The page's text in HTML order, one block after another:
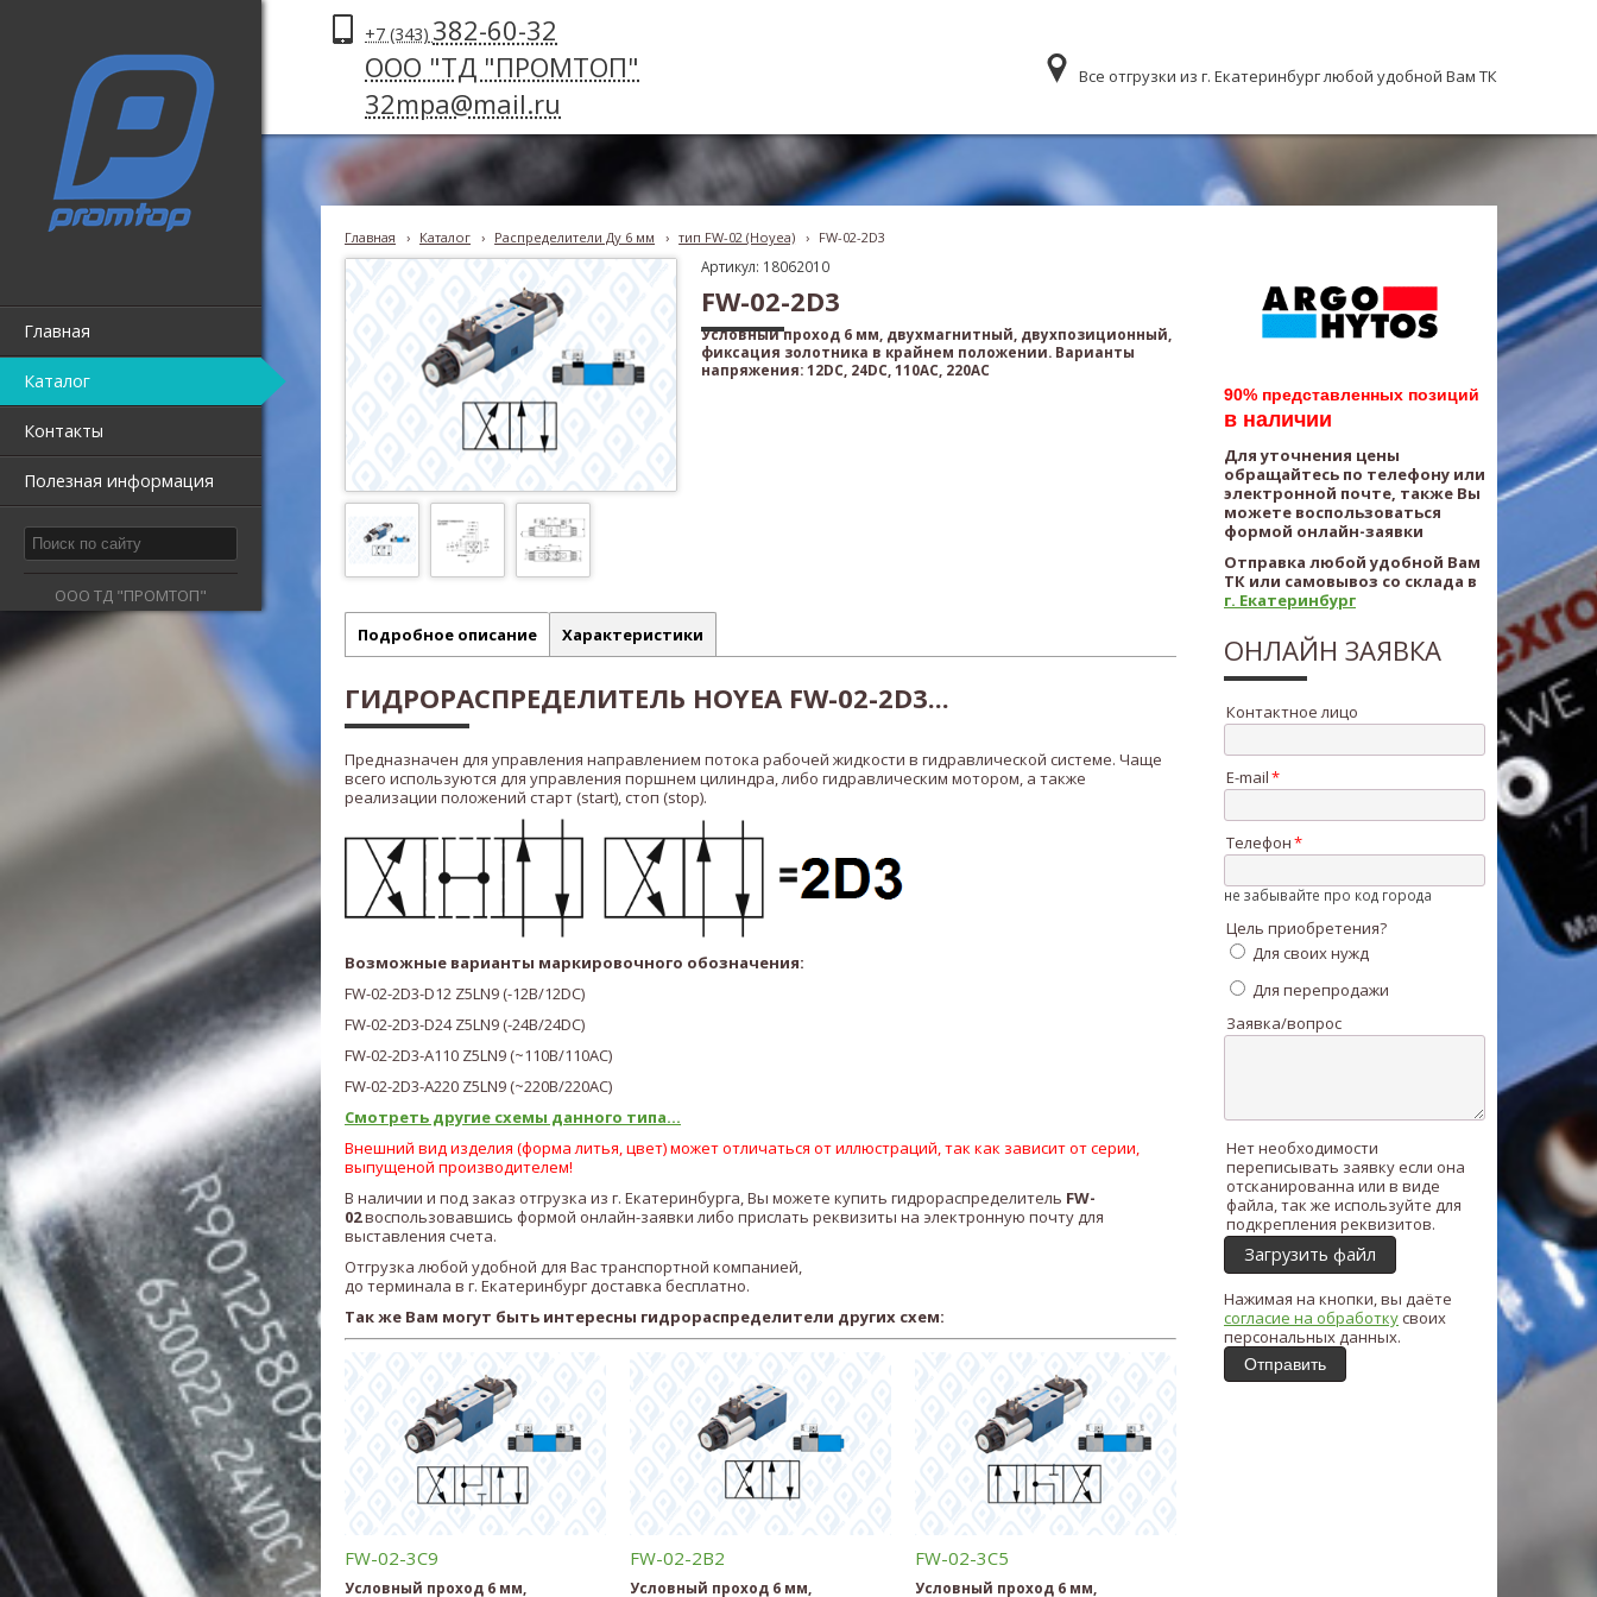
Главная
Каталог
Контакты
Полезная информация
ООО ТД "ПРОМТОП"
+7 (343) 382-60-32
ООО "ТД "ПРОМТОП"
32mpa@mail.ru
Все отгрузки из г. Екатеринбург любой удобной Вам ТК
Главная › Каталог › Распределители Ду 6 мм › тип FW-02 (Hoyea) › FW-02-2D3
Артикул: 18062010
FW-02-2D3
Условный проход 6 мм, двухмагнитный, двухпозиционный,
фиксация золотника в крайнем положении. Варианты
напряжения: 12DC, 24DC, 110AC, 220AC
Подробное описание Характеристики
ГИДРОРАСПРЕДЕЛИТЕЛЬ HOYEA FW-02-2D3...
Предназначен для управления направлением потока рабочей жидкости в гидравлической системе. Чаще
всего используются для управления поршнем цилиндра, либо гидравлическим мотором, а также
реализации положений старт (start), стоп (stop).
Возможные варианты маркировочного обозначения:
FW-02-2D3-D12 Z5LN9 (-12В/12DC)
FW-02-2D3-D24 Z5LN9 (-24В/24DC)
FW-02-2D3-A110 Z5LN9 (~110В/110AC)
FW-02-2D3-A220 Z5LN9 (~220В/220AC)
Смотреть другие схемы данного типа...
Внешний вид изделия (форма литья, цвет) может отличаться от иллюстраций, так как зависит от серии,
выпущеной производителем!
В наличии и под заказ отгрузка из г. Екатеринбурга, Вы можете купить гидрораспределитель FW-
02воспользовавшись формой онлайн-заявки либо прислать реквизиты на электронную почту для
выставления счета.
Отгрузка любой удобной для Вас транспортной компанией,
до терминала в г. Екатеринбург доставка бесплатно.
Так же Вам могут быть интересны гидрораспределители других схем:
FW-02-3C9
Условный проход 6 мм,
FW-02-2B2
Условный проход 6 мм,
FW-02-3C5
Условный проход 6 мм,
90% представленных позиций
в наличии
Для уточнения цены
обращайтесь по телефону или
электронной почте, также Вы
можете воспользоваться
формой онлайн-заявки
Отправка любой удобной Вам
ТК или самовывоз со склада в
г. Екатеринбург
ОНЛАЙН ЗАЯВКА
Контактное лицо
E-mail
Телефон
не забывайте про код города
Цель приобретения?
Для своих нужд
Для перепродажи
Заявка/вопрос
Нет необходимости
переписывать заявку если она
отсканированна или в виде
файла, так же используйте для
подкрепления реквизитов.
Загрузить файл
Нажимая на кнопки, вы даёте
согласие на обработкусвоих
персональных данных.
Отправить